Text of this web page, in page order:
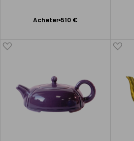
Acheter 510 €
Ajouter